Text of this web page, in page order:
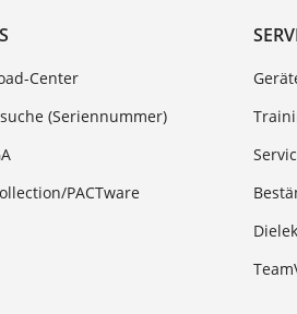
Center
(Seriennummer)
PACTware